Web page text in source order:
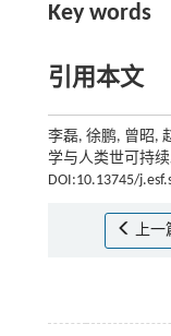
Key words
引用本文
李磊, 徐鹏, 曾昭,
学与人类世可持续
DOI:10.13745/
上一